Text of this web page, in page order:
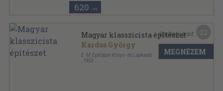
620 ,-Ft
Magyar klasszicista építészet
Kardos György
É. M. Építőipari Könyv- és Lapkiadó
1953
Kapható pont:
MEGNÉZEM